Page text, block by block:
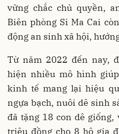
vững chắc chủ quyền,
Biên phòng Si Ma Cai
động an sinh xã hội,
Từ năm 2022 đến nay,
hiện nhiều mô hình
kinh tế mang lại hiệu
ngựa bạch, nuôi dê sinh
đã tặng 18 con dê
triệu đồng cho 8 hộ gia